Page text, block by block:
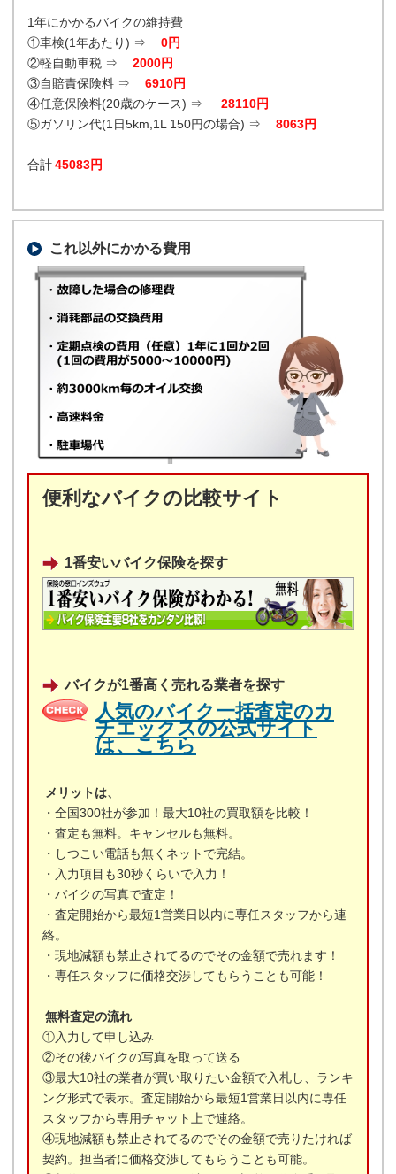
1年にかかるバイクの維持費
①車検(1年あたり) ⇒
0円
②軽自動車税 ⇒
2000円
③自賠責保険料 ⇒
6910円
④任意保険料(20歳のケース) ⇒
28110円
⑤ガソリン代(1日5km,1L 150円の場合) ⇒
8063円
合計45083円
これ以外にかかる費用
便利なバイクの比較サイト
1番安いバイク保険を探す
バイクが1番高く売れる業者を探す
人気のバイク一括査定のカ
チエックスの公式サイト
は、こちら
メリットは、
・全国300社が参加！最大10社の買取額を比較！
・査定も無料。キャンセルも無料。
・しつこい電話も無くネットで完結。
・入力項目も30秒くらいで入力！
・バイクの写真で査定！
・査定開始から最短1営業日以内に専任スタッフから連
絡。
・現地減額も禁止されてるのでその金額で売れます！
・専任スタッフに価格交渉してもらうことも可能！
無料査定の流れ
①入力して申し込み
②その後バイクの写真を取って送る
③最大10社の業者が買い取りたい金額で入札し、ランキ
ング形式で表示。査定開始から最短1営業日以内に専任
スタッフから専用チャット上で連絡。
④現地減額も禁止されてるのでその金額で売りたければ
契約。担当者に価格交渉してもらうことも可能。